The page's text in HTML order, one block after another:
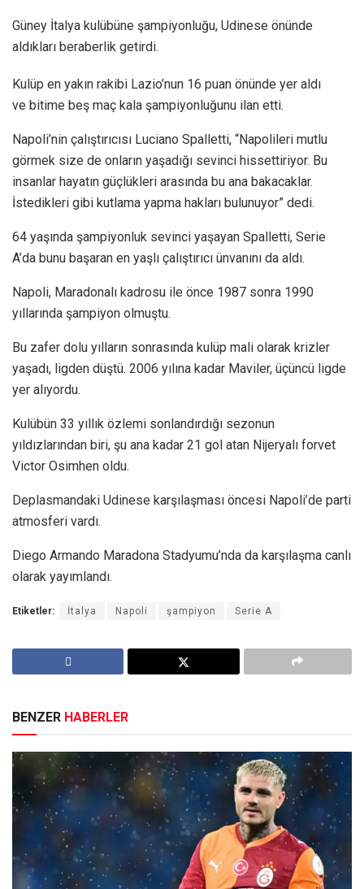
Güney İtalya kulübüne şampiyonluğu, Udinese önünde
aldıkları beraberlik getirdi.
Kulüp en yakın rakibi Lazio’nun 16 puan önünde yer aldı
ve bitime beş maç kala şampiyonluğunu ilan etti.
Napoli’nin çalıştırıcısı Luciano Spalletti, “Napolileri mutlu
görmek size de onların yaşadığı sevinci hissettiriyor. Bu
insanlar hayatın güçlükleri arasında bu ana bakacaklar.
İstedikleri gibi kutlama yapma hakları bulunuyor” dedi.
64 yaşında şampiyonluk sevinci yaşayan Spalletti, Serie
A’da bunu başaran en yaşlı çalıştırıcı ünvanını da aldı.
Napoli, Maradonalı kadrosu ile önce 1987 sonra 1990
yıllarında şampiyon olmuştu.
Bu zafer dolu yılların sonrasında kulüp mali olarak krizler
yaşadı, ligden düştü. 2006 yılına kadar Maviler, üçüncü ligde
yer alıyordu.
Kulübün 33 yıllık özlemi sonlandırdığı sezonun
yıldızlarından biri, şu ana kadar 21 gol atan Nijeryalı forvet
Victor Osimhen oldu.
Deplasmandaki Udinese karşılaşması öncesi Napoli’de parti
atmosferi vardı.
Diego Armando Maradona Stadyumu’nda da karşılaşma canlı
olarak yayımlandı.
Etiketler: İtalya Napoli şampiyon Serie A
BENZER HABERLER